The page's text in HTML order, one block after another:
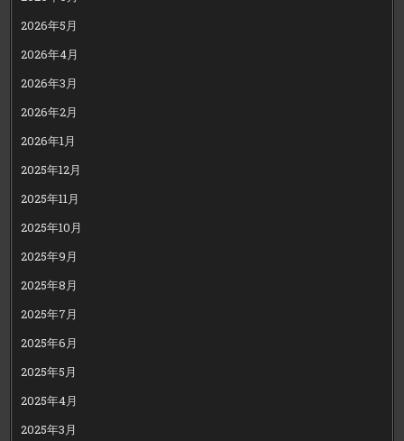
2026年5月
2026年4月
2026年3月
2026年2月
2026年1月
2025年12月
2025年11月
2025年10月
2025年9月
2025年8月
2025年7月
2025年6月
2025年5月
2025年4月
2025年3月